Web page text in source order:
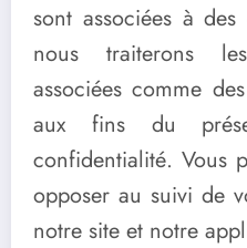
sont associées à
nous traiterons
associées comme
aux fins du
confidentialité. Vous
opposer au suivi de
notre site et notre